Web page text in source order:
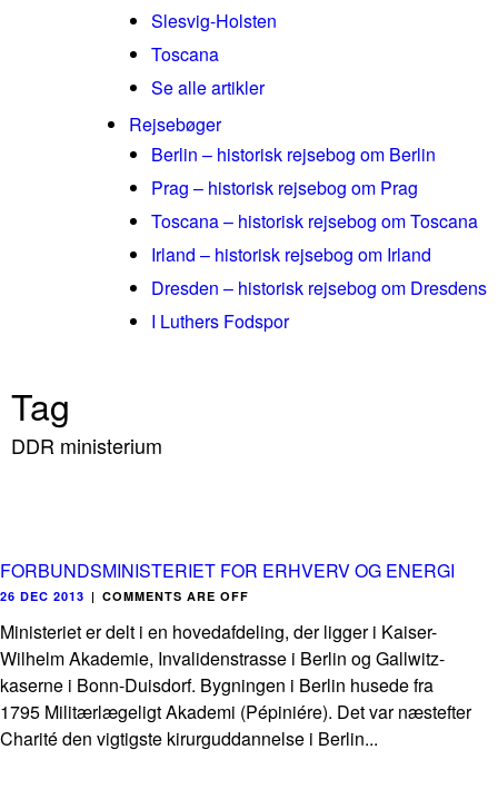
Slesvig-Holsten
Toscana
Se alle artikler
Rejsebøger
Berlin – historisk rejsebog om Berlin
Prag – historisk rejsebog om Prag
Toscana – historisk rejsebog om Toscana
Irland – historisk rejsebog om Irland
Dresden – historisk rejsebog om Dresdens
I Luthers Fodspor
Tag
DDR ministerium
FORBUNDSMINISTERIET FOR ERHVERV OG ENERGI
26 DEC 2013 | COMMENTS ARE OFF
Ministeriet er delt i en hovedafdeling, der ligger i Kaiser-
Wilhelm Akademie, Invalidenstrasse i Berlin og Gallwitz-
kaserne i Bonn-Duisdorf. Bygningen i Berlin husede fra
1795 Militærlægeligt Akademi (Pépiniére). Det var næstefter
Charité den vigtigste kirurguddannelse i Berlin...